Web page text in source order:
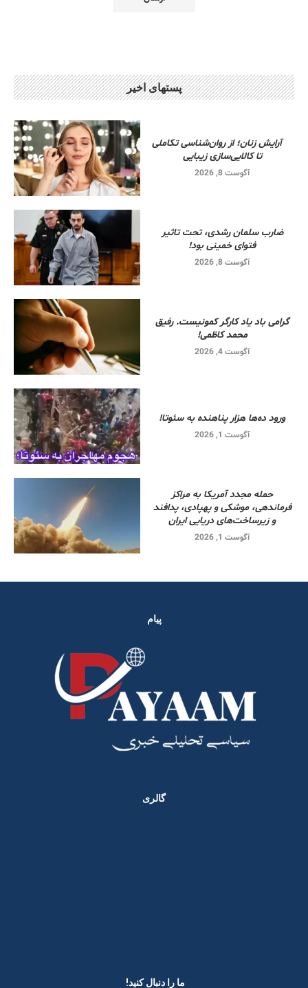
پستهای اخیر
آرایش زنان؛ از روان‌شناسی تکاملی
تا کالایی‌سازی زیبایی
آگوست 8, 2026
ضارب سلمان رشدی، تحت تاثیر
فتوای خمینی بود!
آگوست 8, 2026
گرامی باد یاد کارگر کمونیست. رفیق
محمد کاظمی!
آگوست 4, 2026
ورود ده‌ها هزار پناهنده به سئوتا!
آگوست 1, 2026
حمله مجدد آمریکا به مراکز
فرماندهی، موشکی و پهپادی، پدافند
و زیرساخت‌های دریایی ایران
آگوست 1, 2026
پیام
گالری
ما را دنبال کنید! ​